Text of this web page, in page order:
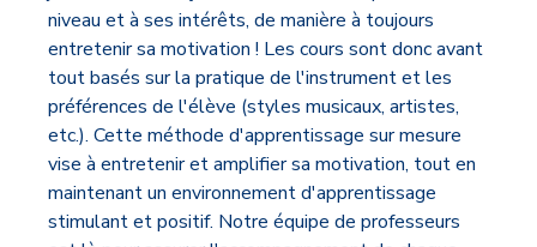
niveau et à ses intérêts, de manière à toujours
entretenir sa motivation ! Les cours sont donc avant
tout basés sur la pratique de l'instrument et les
préférences de l'élève (styles musicaux, artistes,
etc.). Cette méthode d'apprentissage sur mesure
vise à entretenir et amplifier sa motivation, tout en
maintenant un environnement d'apprentissage
stimulant et positif. Notre équipe de professeurs